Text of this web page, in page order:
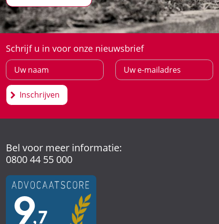
Schrijf u in voor onze nieuwsbrief
Inschrijven
Bel voor meer informatie:
0800 44 55 000